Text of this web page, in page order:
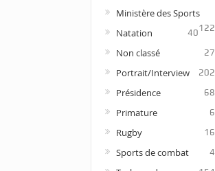
Ministère des Sports
122
Natation 40
Non classé 27
Portrait/Interview 202
Présidence 68
Primature 6
Rugby 16
Sports de combat 4